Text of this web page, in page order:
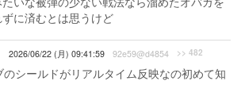
に済むとは思うけど
2026/06/22 (月) 09:41:59 92e59@d4854 >> 482
のシールドがリアルタイム反映なの初めて知